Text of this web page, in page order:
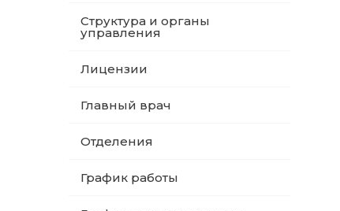
Структура и органы
управления
Лицензии
Главный врач
Отделения
График работы